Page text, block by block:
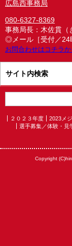
広島西事務局
080-6327-8369
事務局長：木佐貫（
◎メール［受付／24
お問合わせはコチラか
サイト内検索
２０２３年度 2023メ
選手募集／体験・見
Copyright